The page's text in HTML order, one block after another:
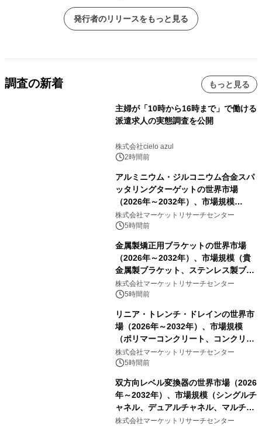
発行者のリリースをもっと見る
調査の新着 もっと見る
主婦が「10時から16時まで」で働ける
派遣求人の実態調査を公開
株式会社cielo azul
2時間前
アルミニウム・ジルコニウム合金スパ
ッタリングターゲットの世界市場
（2026年～2032年）、市場規模
（0.995、0.999、その他）・分析レポ
ートを発表
株式会社マーケットリサーチセンター
5時間前
金属製矯正用ブラケットの世界市場
（2026年～2032年）、市場規模（貴
金属製ブラケット、ステンレス製ブラ
ケット、純チタン製ブラケット）・分
析レポートを発表
株式会社マーケットリサーチセンター
5時間前
リニア・トレンチ・ドレインの世界市
場（2026年～2032年）、市場規模
（ポリマーコンクリート、コンクリー
ト、プラスチック、金属）・分析レポ
ートを発表
株式会社マーケットリサーチセンター
5時間前
双方向レベル変換器の世界市場（2026
年～2032年）、市場規模（シングルチ
ャネル、デュアルチャネル、マルチチ
ャネル）・分析レポートを発表
株式会社マーケットリサーチセンター